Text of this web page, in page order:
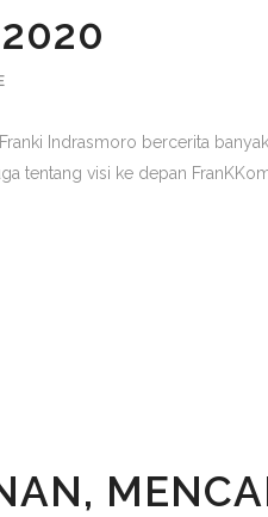
Indrasmoro bercerita
tentang visi ke depan